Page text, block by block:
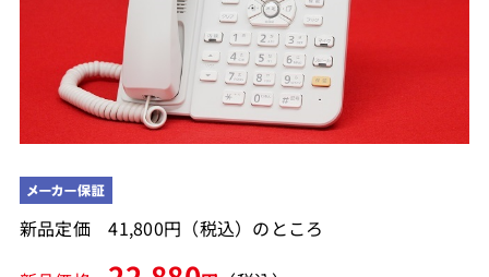
新品定価 41,800円（税込）のところ